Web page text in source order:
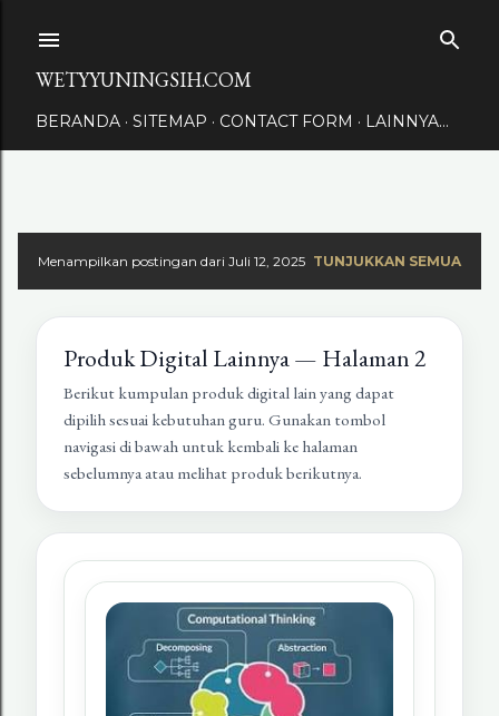
WETYYUNINGSIH.COM
BERANDA SITEMAP CONTACT FORM LAINNYA…
Menampilkan postingan dari Juli 12, 2025 TUNJUKKAN SEMUA
Produk Digital Lainnya — Halaman 2
Berikut kumpulan produk digital lain yang dapat
dipilih sesuai kebutuhan guru. Gunakan tombol
navigasi di bawah untuk kembali ke halaman
sebelumnya atau melihat produk berikutnya.